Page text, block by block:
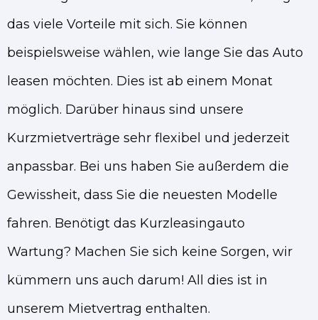
das viele Vorteile mit sich. Sie können
beispielsweise wählen, wie lange Sie das Auto
leasen möchten. Dies ist ab einem Monat
möglich. Darüber hinaus sind unsere
Kurzmietverträge sehr flexibel und jederzeit
anpassbar. Bei uns haben Sie außerdem die
Gewissheit, dass Sie die neuesten Modelle
fahren. Benötigt das Kurzleasingauto
Wartung? Machen Sie sich keine Sorgen, wir
kümmern uns auch darum! All dies ist in
unserem Mietvertrag enthalten.